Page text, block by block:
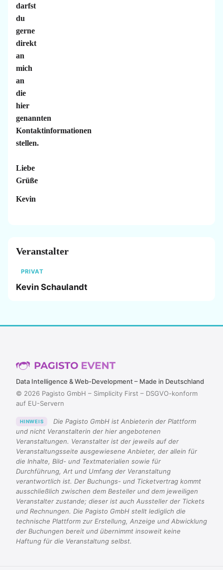
darfst
du
gerne
direkt
an
mich
an
die
hier
genannten
Kontaktinformationen
stellen.
Liebe
Grüße
Kevin
Veranstalter
PRIVAT
Kevin Schaulandt
Data Intelligence & Web-Development – Made in Deutschland
© 2026 Pagisto GmbH – Simplicity First – DSGVO-konform
auf EU-Servern
HINWEIS
Die Pagisto GmbH ist Anbieterin der Plattform
und nicht Veranstalterin der hier angebotenen
Veranstaltungen. Veranstalter ist der jeweils auf der
Veranstaltungsseite ausgewiesene Anbieter, der allein für
die Inhalte, Bild- und Textmaterialien sowie für
Durchführung, Art und Umfang der Veranstaltung
verantwortlich ist. Der Buchungs- und Ticketvertrag kommt
ausschließlich zwischen dem Besteller und dem jeweiligen
Veranstalter zustande; dieser ist auch Aussteller der Tickets
und Rechnungen. Die Pagisto GmbH stellt lediglich die
technische Plattform zur Erstellung, Anzeige und Abwicklung
der Buchungen bereit und übernimmt insoweit keine
Haftung für die Veranstaltung selbst.